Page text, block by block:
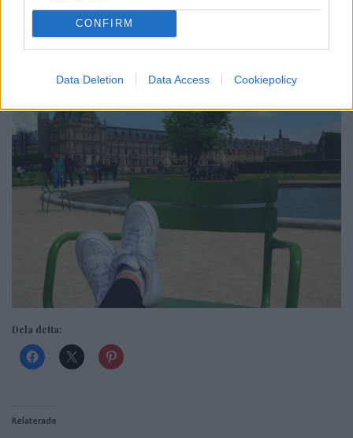
CONFIRM
Data Deletion Data Access Cookiepolicy
kaffe. Solen skiner och vi ska snart gå tillbaka för att
åka hem till Sverige igen –
Dela detta:
Relaterade